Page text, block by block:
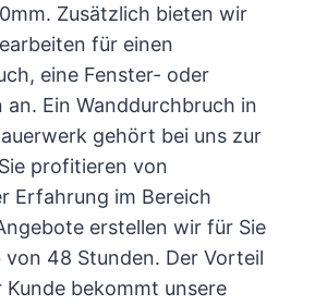
Zusätzlich bieten wir
für einen
eine Fenster- oder
Ein Wanddurchbruch in
gehört bei uns zur
profitieren von
Erfahrung im Bereich
erstellen wir für Sie
48 Stunden. Der Vorteil
Kunde bekommt unsere